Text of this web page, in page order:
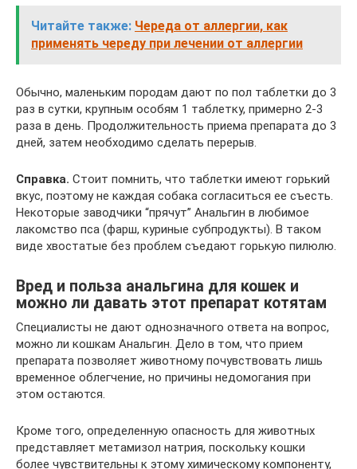
Читайте также: Череда от аллергии, как
применять череду при лечении от аллергии
Обычно, маленьким породам дают по пол таблетки до 3
раз в сутки, крупным особям 1 таблетку, примерно 2-3
раза в день. Продолжительность приема препарата до 3
дней, затем необходимо сделать перерыв.
Справка. Стоит помнить, что таблетки имеют горький
вкус, поэтому не каждая собака согласиться ее съесть.
Некоторые заводчики “прячут” Анальгин в любимое
лакомство пса (фарш, куриные субпродукты). В таком
виде хвостатые без проблем съедают горькую пилюлю.
Вред и польза анальгина для кошек и
можно ли давать этот препарат котятам
Специалисты не дают однозначного ответа на вопрос,
можно ли кошкам Анальгин. Дело в том, что прием
препарата позволяет животному почувствовать лишь
временное облегчение, но причины недомогания при
этом остаются.
Кроме того, определенную опасность для животных
представляет метамизол натрия, поскольку кошки
более чувствительны к этому химическому компоненту,